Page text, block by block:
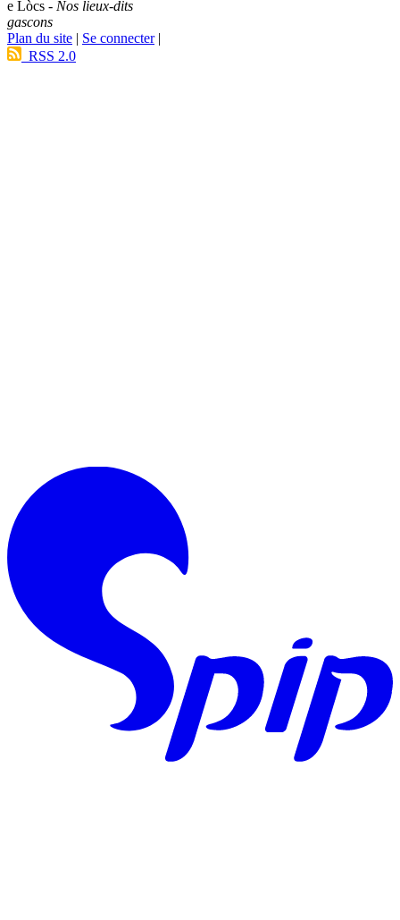
e Lòcs - Nos lieux-dits
gascons
Plan du site | Se connecter|
RSS 2.0